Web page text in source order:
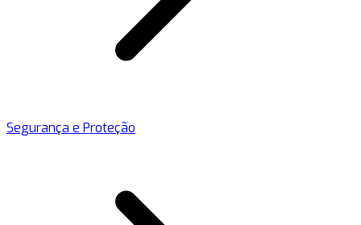
Segurança e Proteção